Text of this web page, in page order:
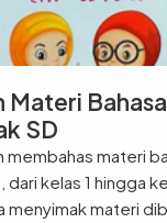
Materi
SD
membahas materi
dari kelas 1 hingga
menyimak materi